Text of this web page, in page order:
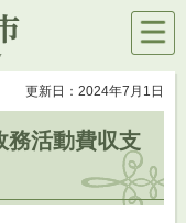
メニ
ュー
更新日：2024年7月1日
務活動費収支